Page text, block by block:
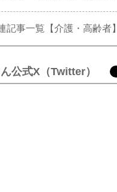
記事一覧【介護・高齢者】
公式X（Twitter）